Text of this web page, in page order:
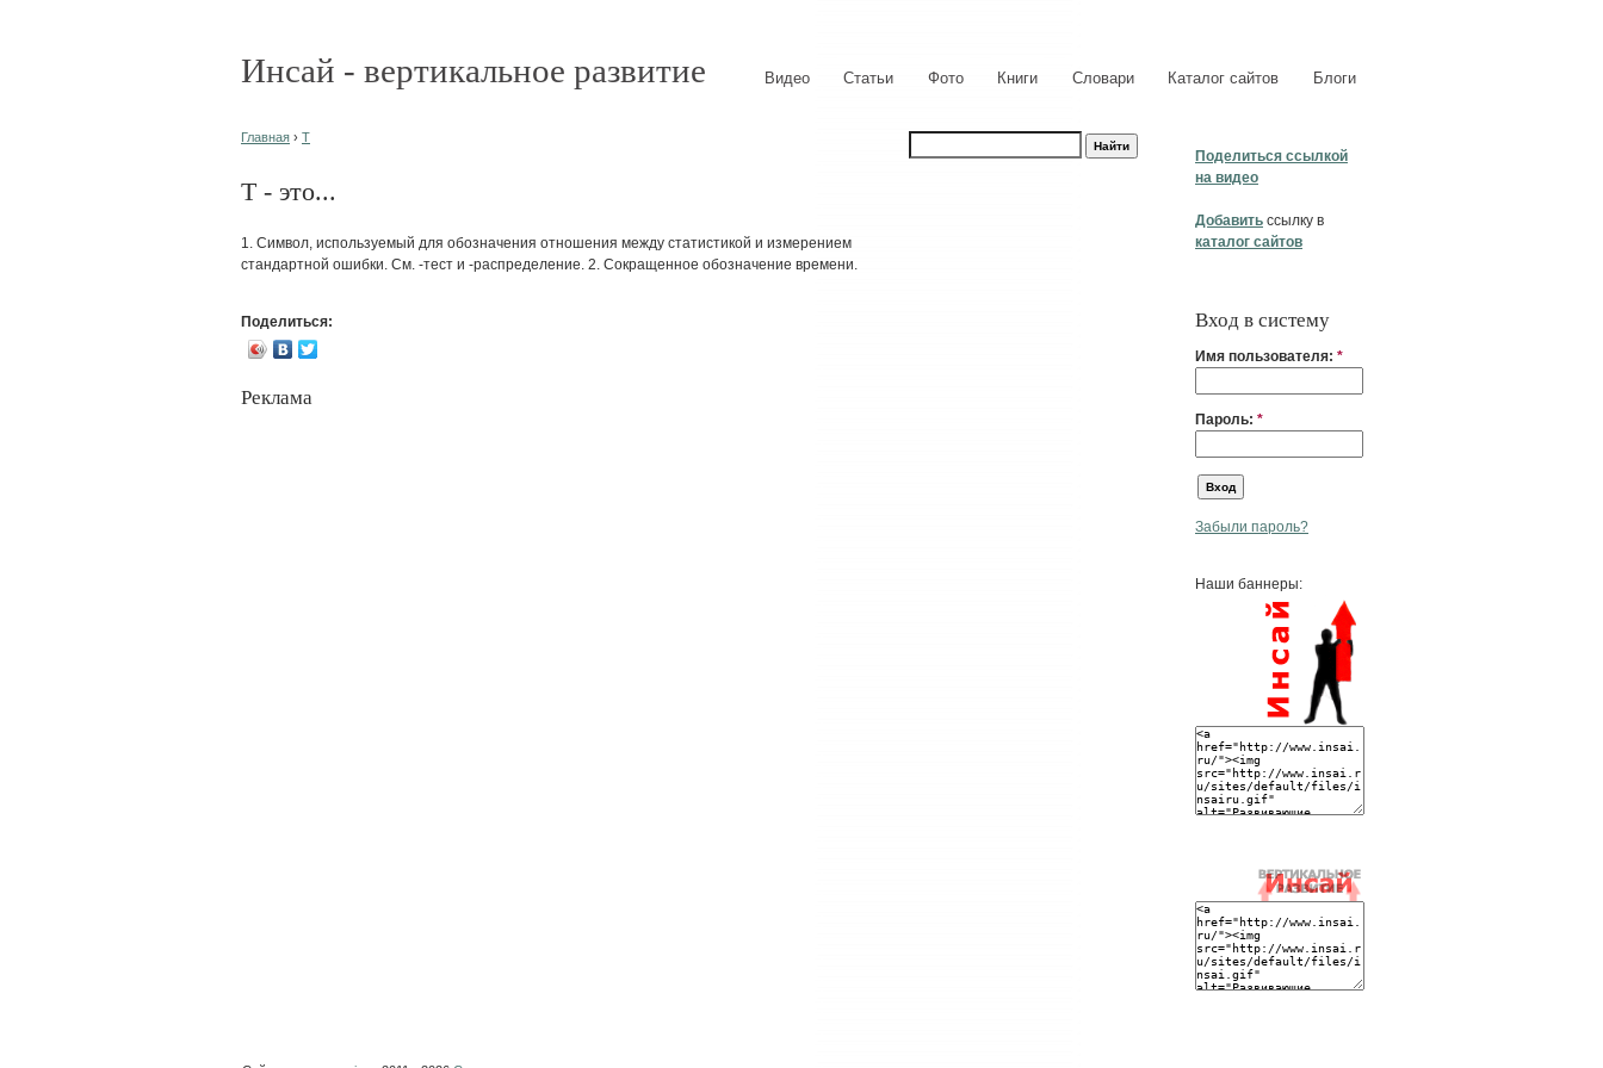
Инсай - вертикальное развитие Видео Статьи Фото Книги Словари Каталог сайтов Блоги
Поделиться ссылкой
на видео
Добавить ссылку в
каталог сайтов
Вход в систему
Имя пользователя: *
Пароль: *
Забыли пароль?
Наши баннеры:
Главная › T
T - это...
1. Символ, используемый для обозначения отношения между статистикой и измерением
стандартной ошибки. См. -тест и -распределение. 2. Сокращенное обозначение времени.
Поделиться:
Реклама